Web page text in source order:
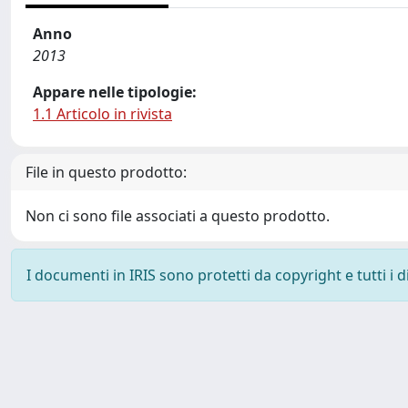
Anno
2013
Appare nelle tipologie:
1.1 Articolo in rivista
File in questo prodotto:
Non ci sono file associati a questo prodotto.
I documenti in IRIS sono protetti da copyright e tutti i